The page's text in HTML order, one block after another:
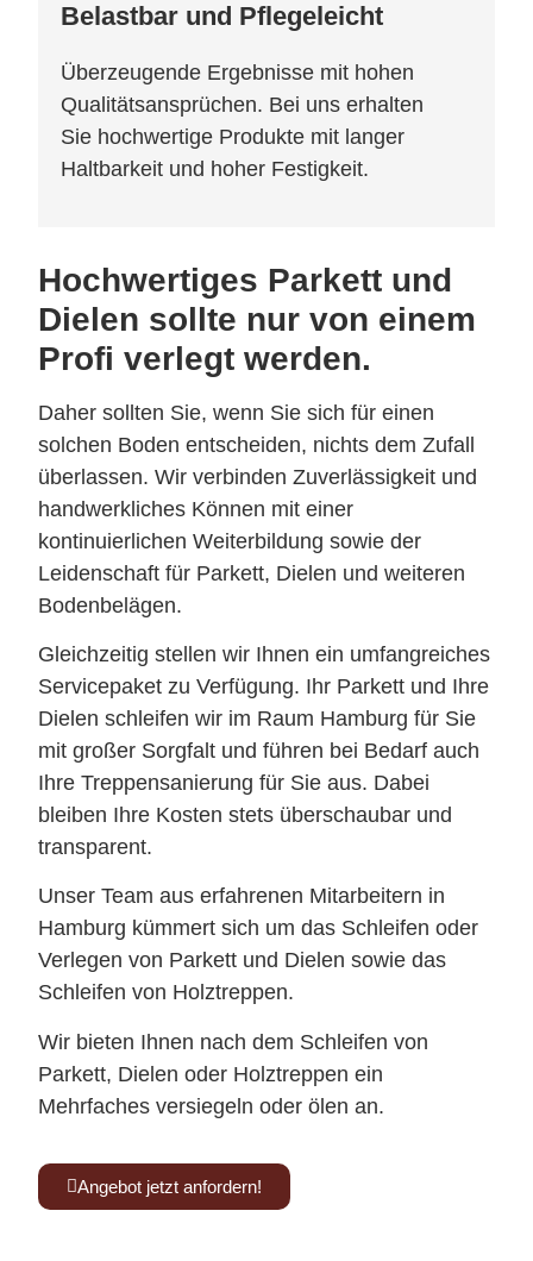
Belastbar und Pflegeleicht
Überzeugende Ergebnisse mit hohen
Qualitätsansprüchen. Bei uns erhalten
Sie hochwertige Produkte mit langer
Haltbarkeit und hoher Festigkeit.
Hochwertiges Parkett und
Dielen sollte nur von einem
Profi verlegt werden.
Daher sollten Sie, wenn Sie sich für einen
solchen Boden entscheiden, nichts dem Zufall
überlassen. Wir verbinden Zuverlässigkeit und
handwerkliches Können mit einer
kontinuierlichen Weiterbildung sowie der
Leidenschaft für Parkett, Dielen und weiteren
Bodenbelägen.
Gleichzeitig stellen wir Ihnen ein umfangreiches
Servicepaket zu Verfügung. Ihr Parkett und Ihre
Dielen schleifen wir im Raum Hamburg für Sie
mit großer Sorgfalt und führen bei Bedarf auch
Ihre Treppensanierung für Sie aus. Dabei
bleiben Ihre Kosten stets überschaubar und
transparent.
Unser Team aus erfahrenen Mitarbeitern in
Hamburg kümmert sich um das Schleifen oder
Verlegen von Parkett und Dielen sowie das
Schleifen von Holztreppen.
Wir bieten Ihnen nach dem Schleifen von
Parkett, Dielen oder Holztreppen ein
Mehrfaches versiegeln oder ölen an.
Angebot jetzt anfordern!